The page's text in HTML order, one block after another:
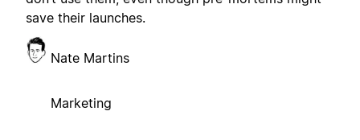
save their launches.
Nate Martins
Marketing